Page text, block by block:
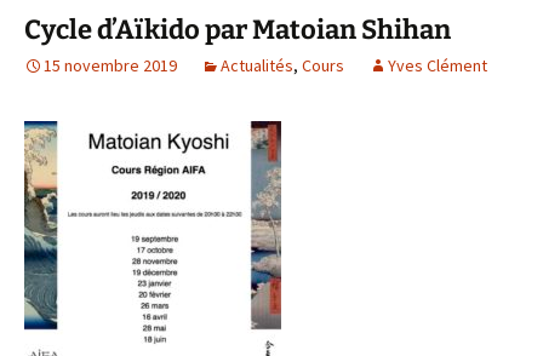
Cycle d’Aïkido par Matoian Shihan
15 novembre 2019 Actualités, Cours Yves Clément